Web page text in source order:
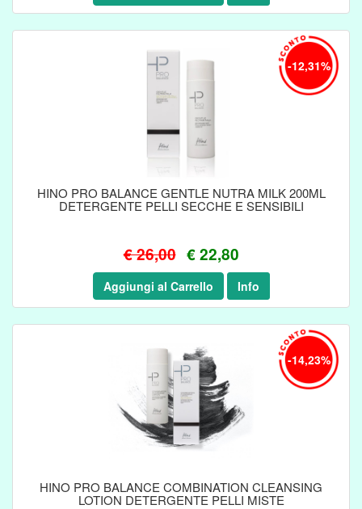
HINO PRO BALANCE GENTLE NUTRA MILK 200ML
DETERGENTE PELLI SECCHE E SENSIBILI
€ 26,00 € 22,80
Aggiungi al Carrello Info
-12,31%
HINO PRO BALANCE COMBINATION CLEANSING
LOTION DETERGENTE PELLI MISTE
-14,23%